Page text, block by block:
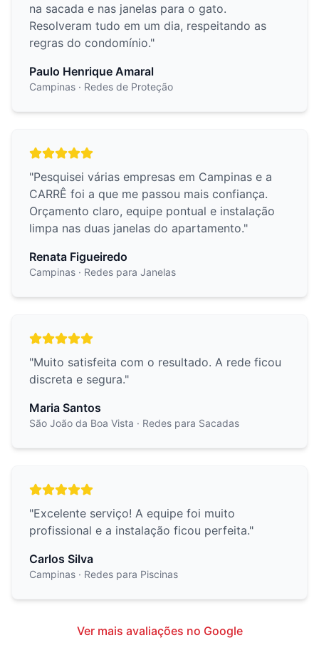
na sacada e nas janelas para o gato.
Resolveram tudo em um dia, respeitando as
regras do condomínio."
Paulo Henrique Amaral
Campinas · Redes de Proteção
"Pesquisei várias empresas em Campinas e a
CARRÊ foi a que me passou mais confiança.
Orçamento claro, equipe pontual e instalação
limpa nas duas janelas do apartamento."
Renata Figueiredo
Campinas · Redes para Janelas
"Muito satisfeita com o resultado. A rede ficou
discreta e segura."
Maria Santos
São João da Boa Vista · Redes para Sacadas
"Excelente serviço! A equipe foi muito
profissional e a instalação ficou perfeita."
Carlos Silva
Campinas · Redes para Piscinas
Ver mais avaliações no Google